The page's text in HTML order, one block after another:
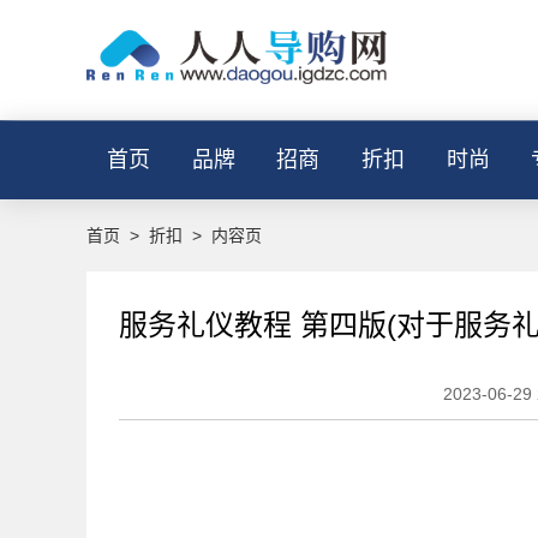
首页 品牌 招商 折扣 时尚
首页 > 折扣 > 内容页
服务礼仪教程 第四版(对于服务
2023-06-29